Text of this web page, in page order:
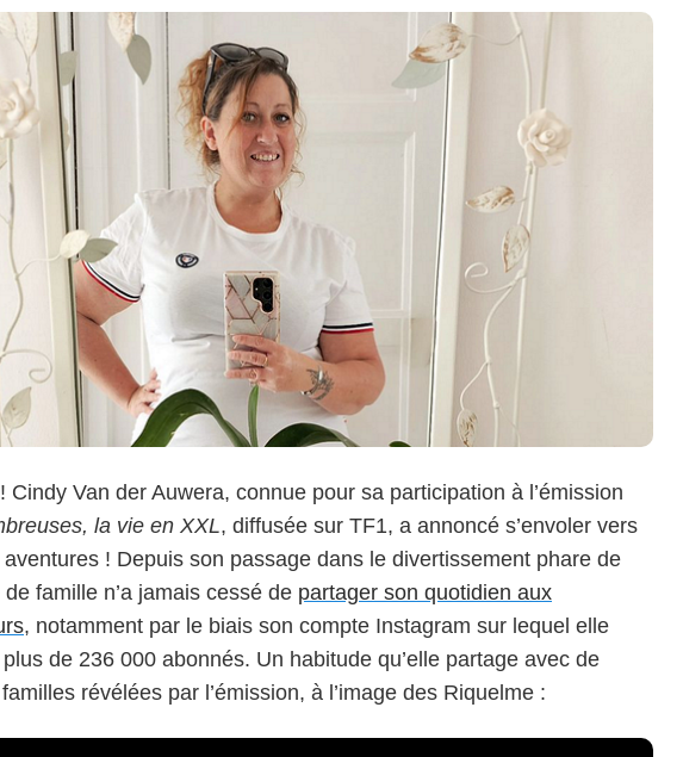
Cindy Van der Auwera, connue pour sa participation à l’émission
la vie en XXL, diffusée sur TF1, a annoncé s’envoler vers
! Depuis son passage dans le divertissement phare de
famille n’a jamais cessé de partager son quotidien aux
, notamment par le biais son compte Instagram sur lequel elle
de 236 000 abonnés. Un habitude qu’elle partage avec de
révélées par l’émission, à l’image des Riquelme :